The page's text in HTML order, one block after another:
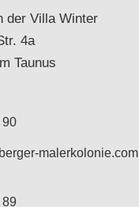
der Villa Winter
4a
Taunus
90
malerkolonie.com